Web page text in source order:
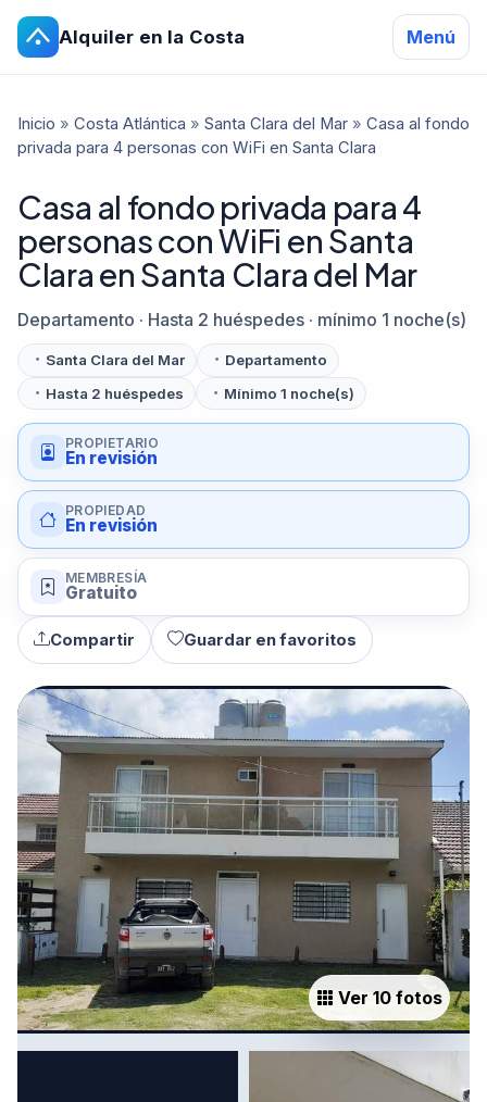
Alquiler en la Costa Menú
Inicio » Costa Atlántica » Santa Clara del Mar » Casa al fondo
privada para 4 personas con WiFi en Santa Clara
Casa al fondo privada para 4
personas con WiFi en Santa
Clara en Santa Clara del Mar
Departamento · Hasta 2 huéspedes · mínimo 1 noche(s)
Santa Clara del Mar
Departamento
Hasta 2 huéspedes
Mínimo 1 noche(s)
PROPIETARIO
En revisión
PROPIEDAD
En revisión
MEMBRESÍA
Gratuito
Compartir Guardar en favoritos
Ver 10 fotos